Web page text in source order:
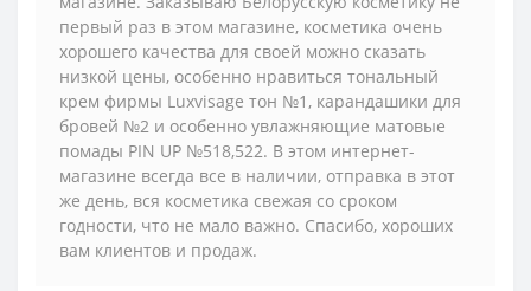
первый раз в этом магазине, косметика очень
хорошего качества для своей можно сказать
низкой цены, особенно нравиться тональный
крем фирмы Luxvisage тон №1, карандашики для
бровей №2 и особенно увлажняющие матовые
помады PIN UP №518,522. В этом интернет-
магазине всегда все в наличии, отправка в этот
же день, вся косметика свежая со сроком
годности, что не мало важно. Спасибо, хороших
вам клиентов и продаж.